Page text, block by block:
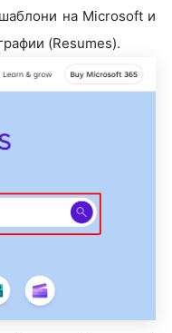
на Microsoft и
(Resumes).